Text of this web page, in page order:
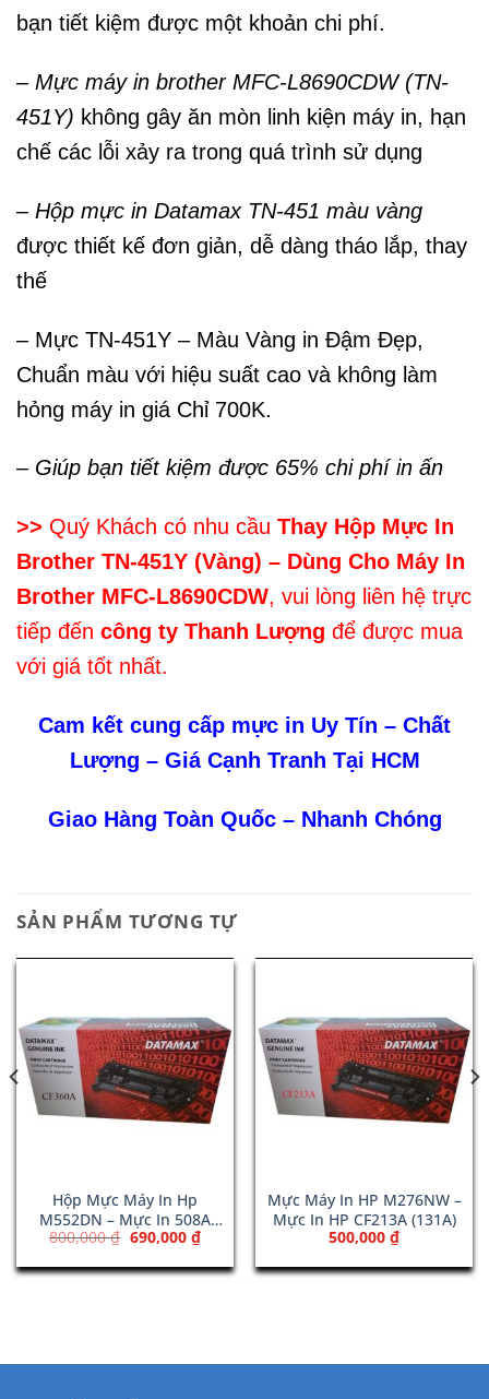
bạn tiết kiệm được một khoản chi phí.
– Mực máy in brother MFC-L8690CDW (TN-
451Y) không gây ăn mòn linh kiện máy in, hạn
chế các lỗi xảy ra trong quá trình sử dụng
– Hộp mực in Datamax TN-451 màu vàng
được thiết kế đơn giản, dễ dàng tháo lắp, thay
thế
– Mực TN-451Y – Màu Vàng in Đậm Đẹp,
Chuẩn màu với hiệu suất cao và không làm
hỏng máy in giá Chỉ 700K.
– Giúp bạn tiết kiệm được 65% chi phí in ấn
>> Quý Khách có nhu cầu Thay Hộp Mực In
Brother TN-451Y (Vàng) – Dùng Cho Máy In
Brother MFC-L8690CDW, vui lòng liên hệ trực
tiếp đến công ty Thanh Lượng để được mua
với giá tốt nhất.
Cam kết cung cấp mực in Uy Tín – Chất
Lượng – Giá Cạnh Tranh Tại HCM
Giao Hàng Toàn Quốc – Nhanh Chóng
SẢN PHẨM TƯƠNG TỰ
Hộp Mực Máy In Hp
M552DN – Mực In 508A
Black (CF360A)
800,000₫ Giá
là:
800,000 ₫.
690,000 ₫Giá
hiện
tại
là:
Mực Máy In HP M276NW –
Mực In HP CF213A (131A)
500,000 ₫